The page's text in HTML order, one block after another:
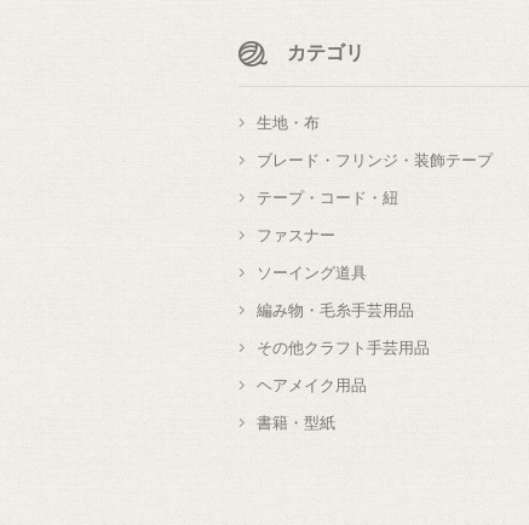
カテゴリ
生地・布
ブレード・フリンジ・装飾テープ
テープ・コード・紐
ファスナー
ソーイング道具
編み物・毛糸手芸用品
その他クラフト手芸用品
ヘアメイク用品
書籍・型紙